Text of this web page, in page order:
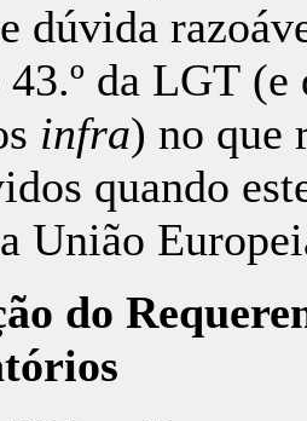
dúvida
da LGT (e
infra) no que
quando
União
do